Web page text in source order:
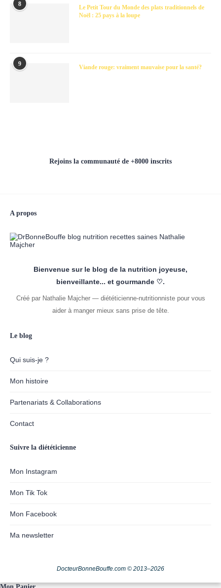
8
Le Petit Tour du Monde des plats traditionnels de
Noël : 25 pays à la loupe
9 Viande rouge: vraiment mauvaise pour la santé?
Rejoins la communauté de +8000 inscrits
A propos
Bienvenue sur le blog de la nutrition joyeuse,
bienveillante... et gourmande ♡.
Créé par Nathalie Majcher — diététicienne-nutritionniste pour vous
aider à manger mieux sans prise de tête.
Le blog
Qui suis-je ?
Mon histoire
Partenariats & Collaborations
Contact
Suivre la diététicienne
Mon Instagram
Mon Tik Tok
Mon Facebook
Ma newsletter
DocteurBonneBouffe.com © 2013–2026